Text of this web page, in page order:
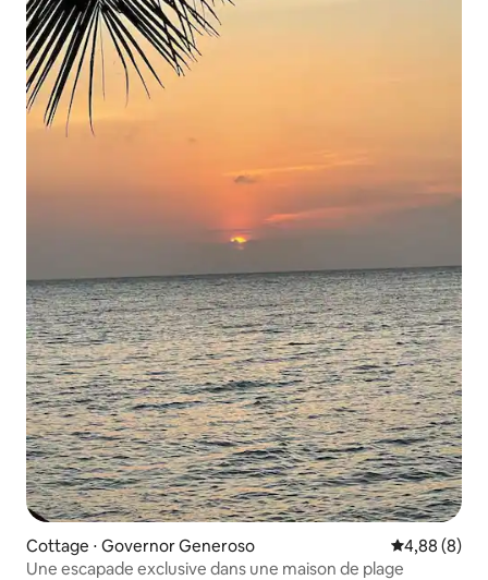
Cottage ⋅ Governor Generoso Évaluation
4,88 (8)
Une escapade exclusive dans une maison de plage